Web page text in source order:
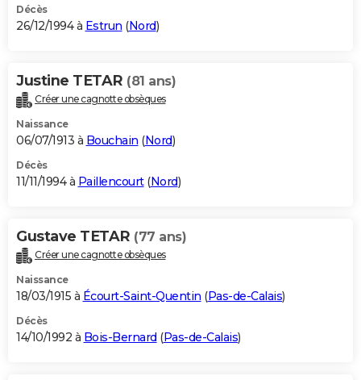
Décès
26/12/1994 à Estrun (Nord)
Justine TETAR (81 ans)
Créer une cagnotte obsèques
Naissance
06/07/1913 à Bouchain (Nord)
Décès
11/11/1994 à Paillencourt(Nord)
Gustave TETAR (77 ans)
Créer une cagnotte obsèques
Naissance
18/03/1915 à Écourt-Saint-Quentin (Pas-de-Calais)
Décès
14/10/1992 à Bois-Bernard (Pas-de-Calais)